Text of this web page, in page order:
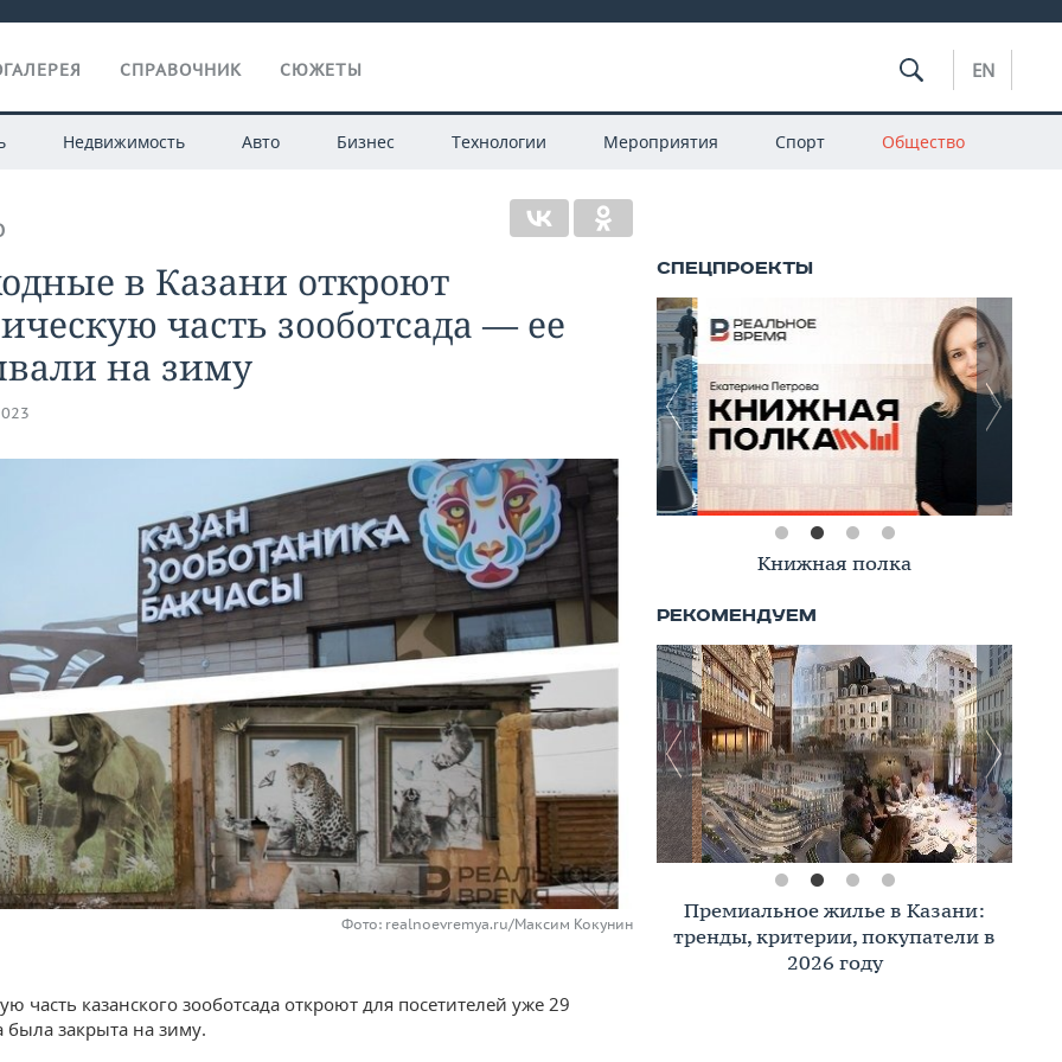
СПРАВОЧНИК СЮЖЕТЫ EN
Недвижимость Авто Бизнес Технологии Мероприятия Спорт Общество
в Казани откроют
часть зооботсада — ее
на зиму
Фото: realnoevremya.ru/Максим Кокунин
часть казанского зооботсада откроют для посетителей уже 29
была закрыта на зиму.
Книжная полка
Премиальное жилье в Казани:
тренды, критерии, покупатели в
2026 году